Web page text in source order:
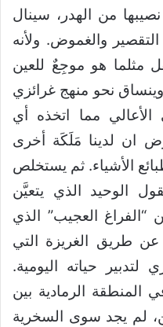
نصيبها من الهدر، سينال
والغموض. ولأنه
مثلما هو موجِعٌ للعين
نحو منهج غرائزي
مما اتخذه أي
ان لدينا مَلَكَة أخرى
الأشياء. ثم يستخلص
الوحيد الذي يتعيَّن
“الفراغ العجيب” الذي
عن طريق الغريزة التي
لتدبير حياته اليومية.
المنطقة الرمادية بين
لم يجد سوى السخرية